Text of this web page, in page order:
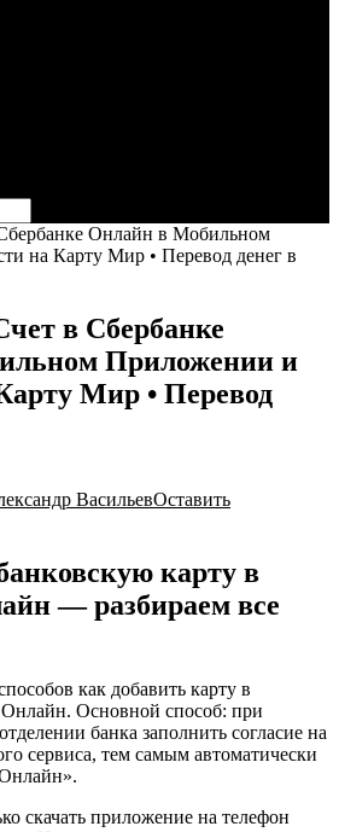
в Сбербанке
Приложении и
Мир • Перевод
ВасильевОставить
карту в
— разбираем все
как добавить карту в
Основной способ: при
банка заполнить согласие на
сервиса, тем самым автоматически
скачать приложение на телефон